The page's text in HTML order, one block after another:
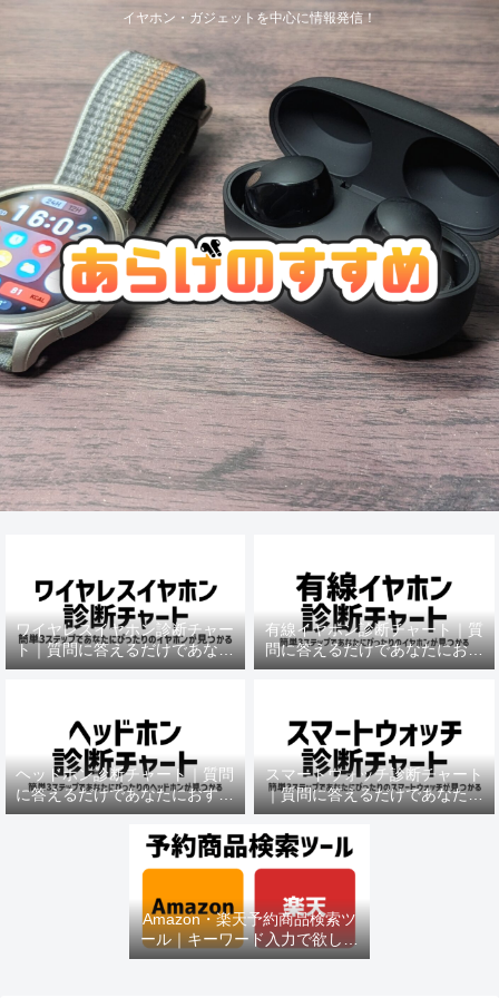
イヤホン・ガジェットを中心に情報発信！
ワイヤレスイヤホン診断チャー
ト｜質問に答えるだけであなた
におすすめの機種がわかる
有線イヤホン診断チャート｜質
問に答えるだけであなたにおす
すめの機種がわかる
ヘッドホン診断チャート｜質問
に答えるだけであなたにおすす
めの機種がわかる
スマートウォッチ診断チャート
｜質問に答えるだけであなたに
おすすめの機種がわかる
Amazon・楽天予約商品検索ツ
ール｜キーワード入力で欲しい
商品を即チェック